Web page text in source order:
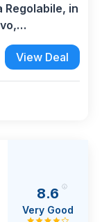
Regolabile, in
Tempo
View Deal
8.6
Very Good